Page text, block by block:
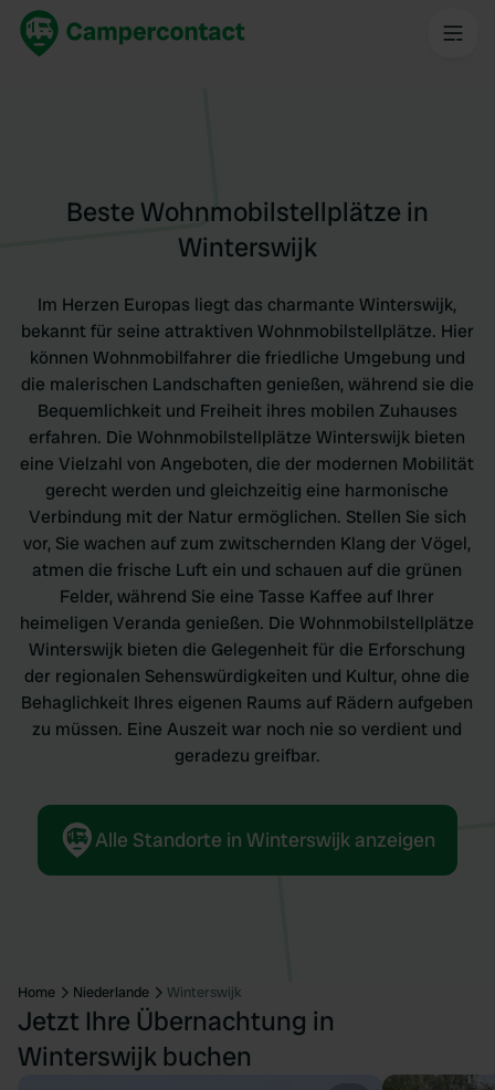
Beste Wohnmobilstellplätze in
Winterswijk
Im Herzen Europas liegt das charmante Winterswijk,
bekannt für seine attraktiven Wohnmobilstellplätze. Hier
können Wohnmobilfahrer die friedliche Umgebung und
die malerischen Landschaften genießen, während sie die
Bequemlichkeit und Freiheit ihres mobilen Zuhauses
erfahren. Die Wohnmobilstellplätze Winterswijk bieten
eine Vielzahl von Angeboten, die der modernen Mobilität
gerecht werden und gleichzeitig eine harmonische
Verbindung mit der Natur ermöglichen. Stellen Sie sich
vor, Sie wachen auf zum zwitschernden Klang der Vögel,
atmen die frische Luft ein und schauen auf die grünen
Felder, während Sie eine Tasse Kaffee auf Ihrer
heimeligen Veranda genießen. Die Wohnmobilstellplätze
Winterswijk bieten die Gelegenheit für die Erforschung
der regionalen Sehenswürdigkeiten und Kultur, ohne die
Behaglichkeit Ihres eigenen Raums auf Rädern aufgeben
zu müssen. Eine Auszeit war noch nie so verdient und
geradezu greifbar.
Alle Standorte in Winterswijk anzeigen
Home Niederlande Winterswijk
Jetzt Ihre Übernachtung in
Winterswijk buchen